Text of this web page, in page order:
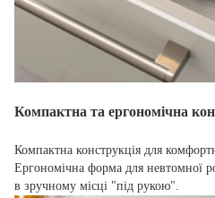
Компактна та ергономічна
Компактна конструкція для
Ергономічна форма для невтомної
в зручному місці "під рукою".